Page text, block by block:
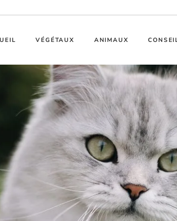
VÉGÉTAUX ANIMAUX